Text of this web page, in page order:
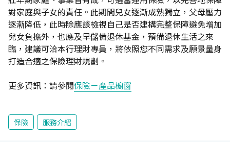
對家庭與子女的責任。此期間兒女逐漸成熟獨立，父母壓力
逐漸降低，此時除應該檢視自己是否建構完整保障避免增加
兒女負擔外，也應及早儲備退休基金，預備退休生活之來
臨，建議可洽本行理財專員，將依照您不同需求及願景量身
打造合適之保險理財規劃。
更多資訊：請參閱保險－產品櫥窗
保險 服務介紹